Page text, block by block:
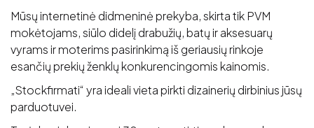
Mūsų internetinė didmeninė prekyba, skirta tik PVM
mokėtojams, siūlo didelį drabužių, batų ir aksesuarų
vyrams ir moterims pasirinkimą iš geriausių rinkoje
esančių prekių ženklų konkurencingomis kainomis.
„Stockfirmati“ yra ideali vieta pirkti dizainerių dirbinius jūsų
parduotuvei.